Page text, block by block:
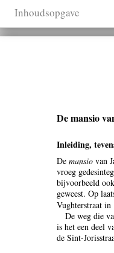
Inhoudsopgave
De mansio
Inleiding,
Demansio van
vroeg
bijvoorbeeld
geweest. Op
Vughterstraat
De weg die
is het een deel
de Sint-